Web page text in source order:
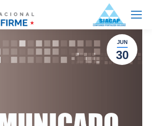
JUN
30